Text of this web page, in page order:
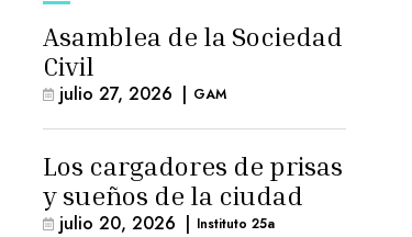
Asamblea de la Sociedad
Civil
julio 27, 2026 | GAM
Los cargadores de prisas
y sueños de la ciudad
julio 20, 2026 | Instituto 25a